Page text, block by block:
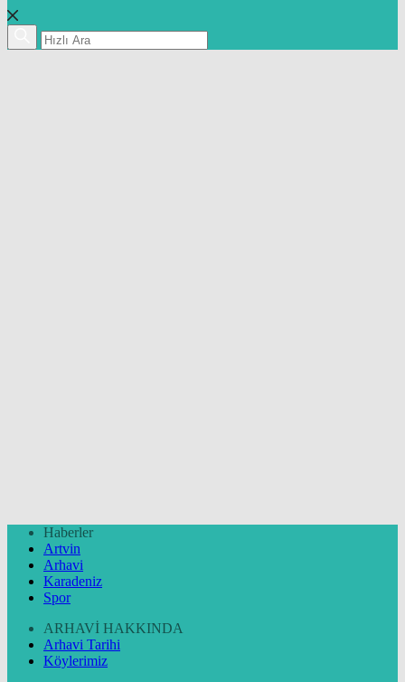
Haberler
Artvin
Arhavi
Karadeniz
Spor
ARHAVİ HAKKINDA
Arhavi Tarihi
Köylerimiz